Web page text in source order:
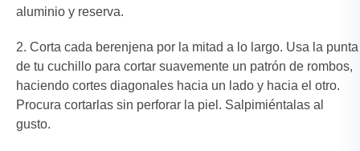
aluminio y reserva.
Corta cada berenjena por la mitad a lo largo. Usa la punta
de tu cuchillo para cortar suavemente un patrón de rombos,
haciendo cortes diagonales hacia un lado y hacia el otro.
Procura cortarlas sin perforar la piel. Salpimiéntalas al
gusto.